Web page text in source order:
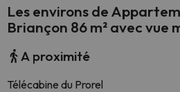
Les environs de
Briançon 86 m² avec vue
A proximité
Télécabine du Prorel